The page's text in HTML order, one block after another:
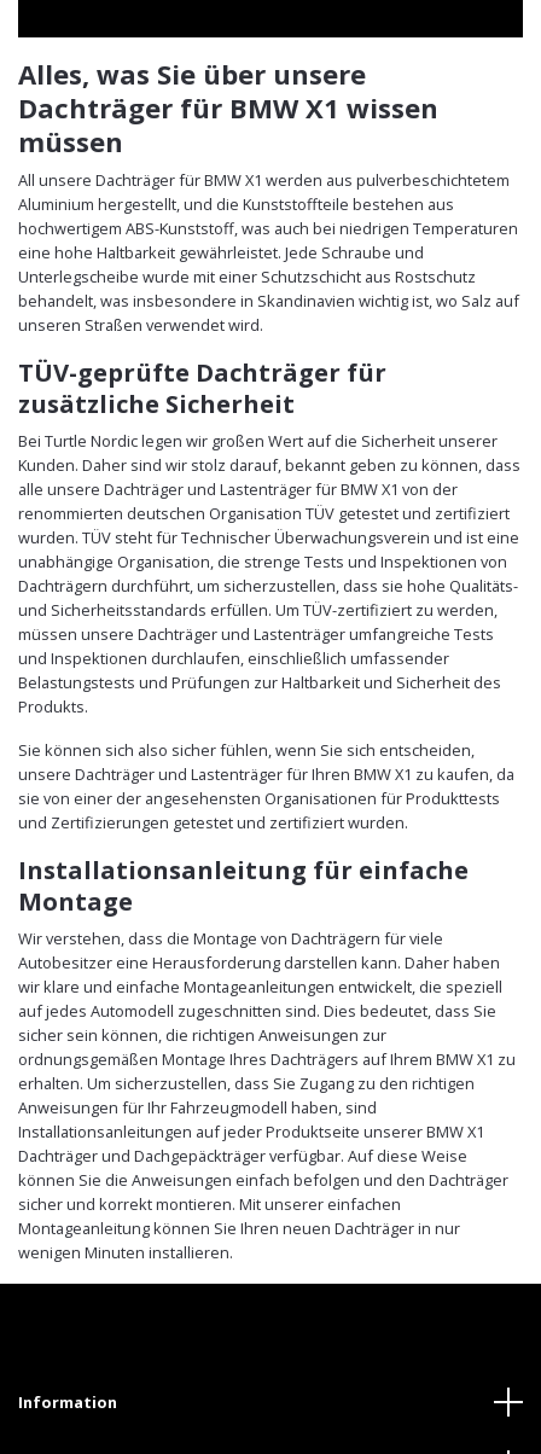
Alles, was Sie über unsere
Dachträger für BMW X1 wissen
müssen
All unsere Dachträger für BMW X1 werden aus pulverbeschichtetem
Aluminium hergestellt, und die Kunststoffteile bestehen aus
hochwertigem ABS-Kunststoff, was auch bei niedrigen Temperaturen
eine hohe Haltbarkeit gewährleistet. Jede Schraube und
Unterlegscheibe wurde mit einer Schutzschicht aus Rostschutz
behandelt, was insbesondere in Skandinavien wichtig ist, wo Salz auf
unseren Straßen verwendet wird.
TÜV-geprüfte Dachträger für
zusätzliche Sicherheit
Bei Turtle Nordic legen wir großen Wert auf die Sicherheit unserer
Kunden. Daher sind wir stolz darauf, bekannt geben zu können, dass
alle unsere Dachträger und Lastenträger für BMW X1 von der
renommierten deutschen Organisation TÜV getestet und zertifiziert
wurden. TÜV steht für Technischer Überwachungsverein und ist eine
unabhängige Organisation, die strenge Tests und Inspektionen von
Dachträgern durchführt, um sicherzustellen, dass sie hohe Qualitäts-
und Sicherheitsstandards erfüllen. Um TÜV-zertifiziert zu werden,
müssen unsere Dachträger und Lastenträger umfangreiche Tests
und Inspektionen durchlaufen, einschließlich umfassender
Belastungstests und Prüfungen zur Haltbarkeit und Sicherheit des
Produkts.
Sie können sich also sicher fühlen, wenn Sie sich entscheiden,
unsere Dachträger und Lastenträger für Ihren BMW X1 zu kaufen, da
sie von einer der angesehensten Organisationen für Produkttests
und Zertifizierungen getestet und zertifiziert wurden.
Installationsanleitung für einfache
Montage
Wir verstehen, dass die Montage von Dachträgern für viele
Autobesitzer eine Herausforderung darstellen kann. Daher haben
wir klare und einfache Montageanleitungen entwickelt, die speziell
auf jedes Automodell zugeschnitten sind. Dies bedeutet, dass Sie
sicher sein können, die richtigen Anweisungen zur
ordnungsgemäßen Montage Ihres Dachträgers auf Ihrem BMW X1 zu
erhalten. Um sicherzustellen, dass Sie Zugang zu den richtigen
Anweisungen für Ihr Fahrzeugmodell haben, sind
Installationsanleitungen auf jeder Produktseite unserer BMW X1
Dachträger und Dachgepäckträger verfügbar. Auf diese Weise
können Sie die Anweisungen einfach befolgen und den Dachträger
sicher und korrekt montieren. Mit unserer einfachen
Montageanleitung können Sie Ihren neuen Dachträger in nur
wenigen Minuten installieren.
Information